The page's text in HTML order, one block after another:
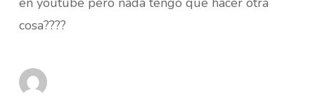
cosa????